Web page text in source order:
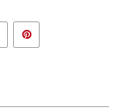
LinkedIn